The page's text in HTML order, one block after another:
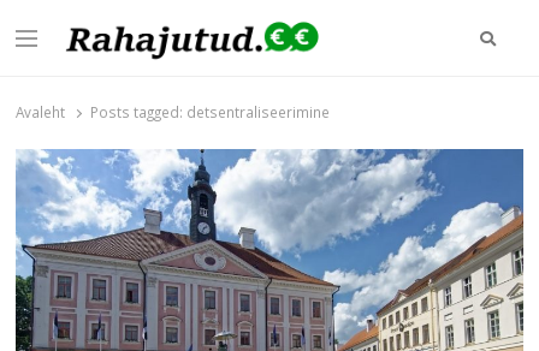
Menu Otsi
Avaleht Posts tagged: detsentraliseerimine